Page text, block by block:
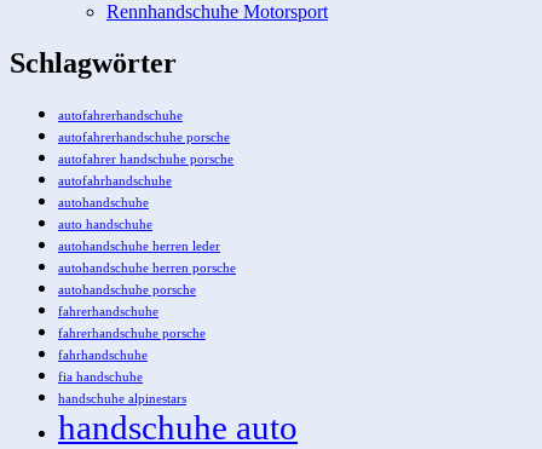
Rennhandschuhe Motorsport
Schlagwörter
autofahrerhandschuhe
autofahrerhandschuhe porsche
autofahrer handschuhe porsche
autofahrhandschuhe
autohandschuhe
auto handschuhe
autohandschuhe herren leder
autohandschuhe herren porsche
autohandschuhe porsche
fahrerhandschuhe
fahrerhandschuhe porsche
fahrhandschuhe
fia handschuhe
handschuhe alpinestars
handschuhe auto